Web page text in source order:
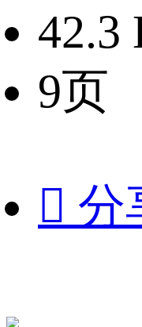
42.3
9页
 分